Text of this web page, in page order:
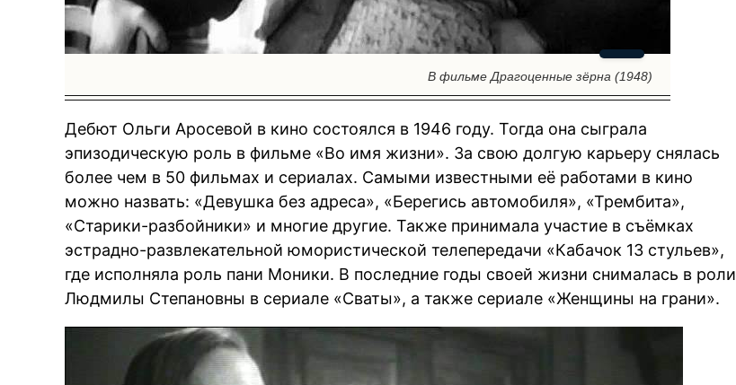
В фильме Драгоценные зёрна (1948)
Дебют Ольги Аросевой в кино состоялся в 1946 году. Тогда она сыграла
эпизодическую роль в фильме «Во имя жизни». За свою долгую карьеру снялась
более чем в 50 фильмах и сериалах. Самыми известными её работами в кино
можно назвать: «Девушка без адреса», «Берегись автомобиля», «Трембита»,
«Старики-разбойники» и многие другие. Также принимала участие в съёмках
эстрадно-развлекательной юмористической телепередачи «Кабачок 13 стульев»,
где исполняла роль пани Моники. В последние годы своей жизни снималась в роли
Людмилы Степановны в сериале «Сваты», а также сериале «Женщины на грани».